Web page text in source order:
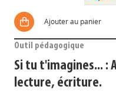
Ajouter au panier
Outil pédagogique
Si tu t'imagines...
lecture, écriture.